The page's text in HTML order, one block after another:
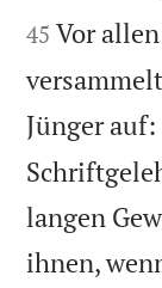


45 Vor
Jünger auf:
langen
ihnen,